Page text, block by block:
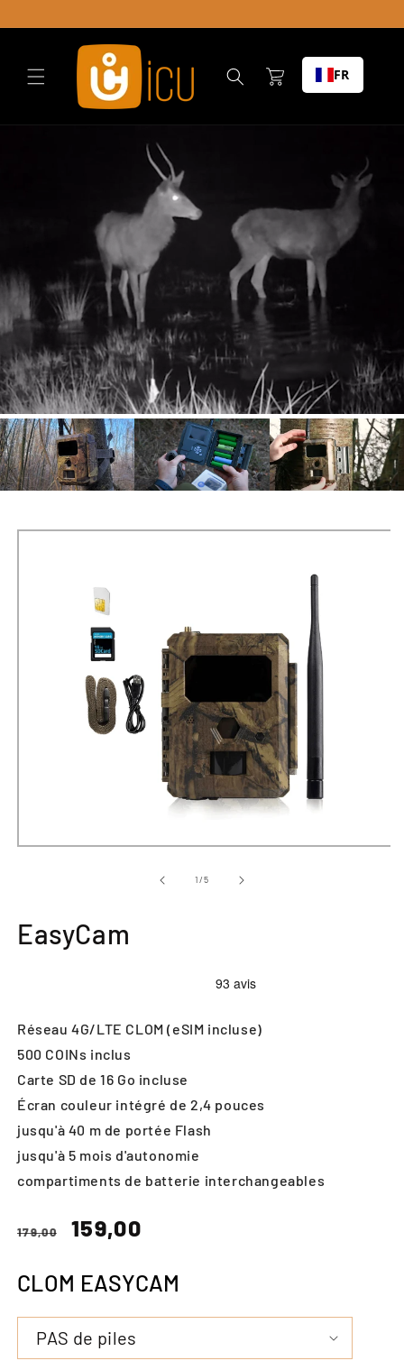
content
Chariot FR
ICU CLOM EASYCAM
La caméra réseau ICU CLOM EasyCam a été conçue
pour faire partie de votre kit de confiance et fournir
des résultats fiables, encore et encore.
1/de
5
EasyCam
Réseau 4G/LTE CLOM (eSIM incluse)
500 COINs inclus
Carte SD de 16 Go incluse
Écran couleur intégré de 2,4 pouces
jusqu'à 40 m de portée Flash
jusqu'à 5 mois d'autonomie
compartiments de batterie interchangeables
Prix
179,00
Prix
159,00
CLOM EASYCAM